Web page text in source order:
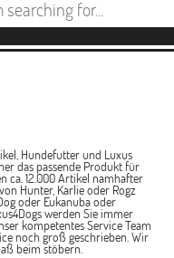
Hundefutter und Luxus
das passende Produkt für
ca. 12.000 Artikel namhafter
Hunter, Karlie oder Rogz
oder Eukanuba oder
werden Sie immer
kompetentes Service Team
noch groß geschrieben. Wir
beim stöbern.